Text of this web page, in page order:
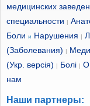
медицинских
специальности
Боли и Нарушения
(Заболевания)
(Укр. версія)
Болі
нам
Наши партнеры: